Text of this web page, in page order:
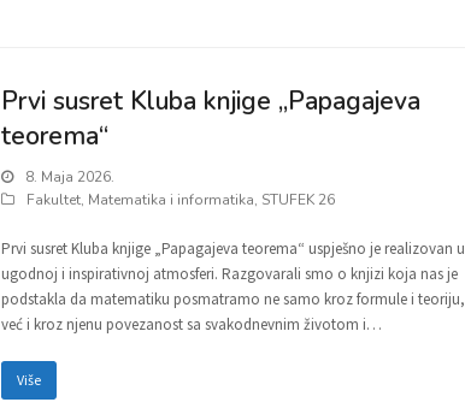
Prvi susret Kluba knjige „Papagajeva
teorema“
8. Maja 2026.
Fakultet, Matematika i informatika, STUFEK 26
Prvi susret Kluba knjige „Papagajeva teorema“ uspješno je realizovan u
ugodnoj i inspirativnoj atmosferi. Razgovarali smo o knjizi koja nas je
podstakla da matematiku posmatramo ne samo kroz formule i teoriju,
već i kroz njenu povezanost sa svakodnevnim životom i…
Više